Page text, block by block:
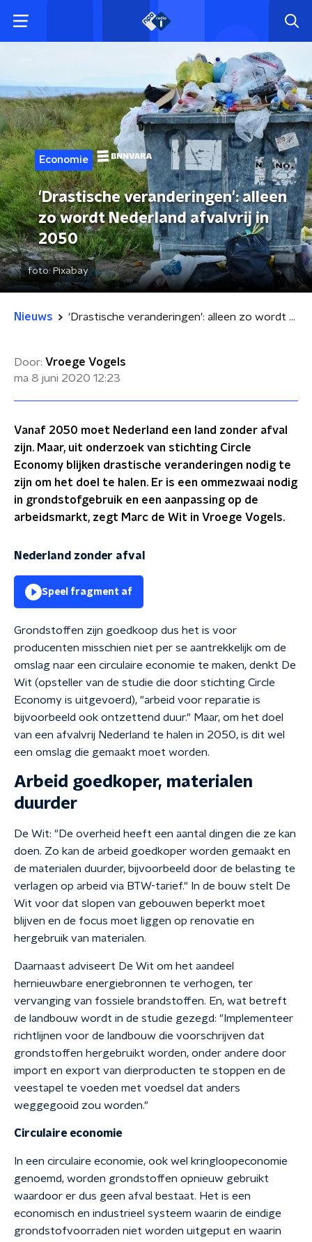
Economie
'Drastische veranderingen': alleen
zo wordt Nederland afvalvrij in
2050
foto: Pixabay
Nieuws 'Drastische veranderingen': alleen zo wordt Nederland afvalvrij in 2050
Door: Vroege Vogels
ma 8 juni 2020 12:23
Vanaf 2050 moet Nederland een land zonder afval
zijn. Maar, uit onderzoek van stichting Circle
Economy blijken drastische veranderingen nodig te
zijn om het doel te halen. Er is een ommezwaai nodig
in grondstofgebruik en een aanpassing op de
arbeidsmarkt, zegt Marc de Wit in Vroege Vogels.
Nederland zonder afval
Speel fragment af
Grondstoffen zijn goedkoop dus het is voor
producenten misschien niet per se aantrekkelijk om de
omslag naar een circulaire economie te maken, denkt De
Wit (opsteller van de studie die door stichting Circle
Economy is uitgevoerd), "arbeid voor reparatie is
bijvoorbeeld ook ontzettend duur." Maar, om het doel
van een afvalvrij Nederland te halen in 2050, is dit wel
een omslag die gemaakt moet worden.
Arbeid goedkoper, materialen
duurder
De Wit: "De overheid heeft een aantal dingen die ze kan
doen. Zo kan de arbeid goedkoper worden gemaakt en
de materialen duurder, bijvoorbeeld door de belasting te
verlagen op arbeid via BTW-tarief." In de bouw stelt De
Wit voor dat slopen van gebouwen beperkt moet
blijven en de focus moet liggen op renovatie en
hergebruik van materialen.
Daarnaast adviseert De Wit om het aandeel
hernieuwbare energiebronnen te verhogen, ter
vervanging van fossiele brandstoffen. En, wat betreft
de landbouw wordt in de studie gezegd: "Implementeer
richtlijnen voor de landbouw die voorschrijven dat
grondstoffen hergebruikt worden, onder andere door
import en export van dierproducten te stoppen en de
veestapel te voeden met voedsel dat anders
weggegooid zou worden."
Circulaire economie
In een circulaire economie, ook wel kringloopeconomie
genoemd, worden grondstoffen opnieuw gebruikt
waardoor er dus geen afval bestaat. Het is een
economisch en industrieel systeem waarin de eindige
grondstofvoorraden niet worden uitgeput en waarin